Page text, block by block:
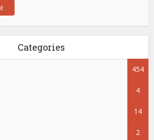
Categories
454
4
14
2